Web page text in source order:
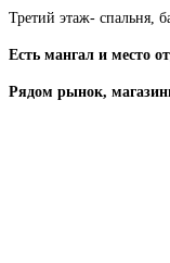
Третий этаж- спальня,
Есть мангал и место
Рядом рынок,